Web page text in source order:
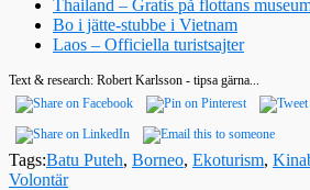
Thailand – Gratis på flottans
Bo i jätte-stubbe i Vietnam
Laos – Officiella turistsajter
Text & research: Robert Karlsson - tipsa gärna...
Tags:Batu Puteh, Borneo, Ekoturism,
Volontär